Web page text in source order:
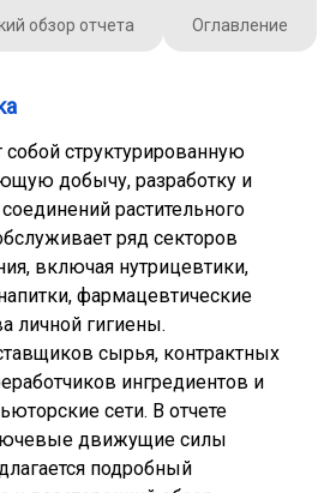
обзор отчета Оглавление
структурированную
добычу, разработку и
растительного
ряд секторов
включая нутрицевтики,
фармацевтические
личной гигиены.
сырья, контрактных
ингредиентов и
сети. В отчете
движущие силы
подробный